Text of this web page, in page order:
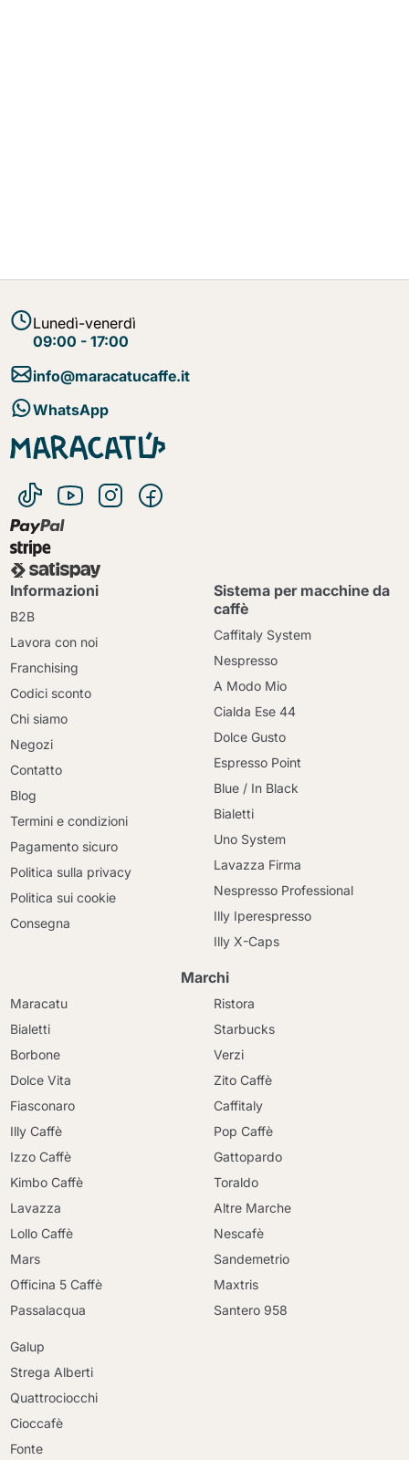
Lunedì-venerdì
09:00 - 17:00
info@maracatucaffe.it
WhatsApp
Informazioni
B2B
Lavora con noi
Franchising
Codici sconto
Chi siamo
Negozi
Contatto
Blog
Termini e condizioni
Pagamento sicuro
Politica sulla privacy
Politica sui cookie
Consegna
Sistema per macchine da
caffè
Caffitaly System
Nespresso
A Modo Mio
Cialda Ese 44
Dolce Gusto
Espresso Point
Blue / In Black
Bialetti
Uno System
Lavazza Firma
Nespresso Professional
Illy Iperespresso
Illy X-Caps
Marchi
Maracatu
Bialetti
Borbone
Dolce Vita
Fiasconaro
Illy Caffè
Izzo Caffè
Kimbo Caffè
Lavazza
Lollo Caffè
Mars
Officina 5 Caffè
Passalacqua
Ristora
Starbucks
Verzi
Zito Caffè
Caffitaly
Pop Caffè
Gattopardo
Toraldo
Altre Marche
Nescafè
Sandemetrio
Maxtris
Santero 958
Galup
Strega Alberti
Quattrociocchi
Cioccafè
Fonte